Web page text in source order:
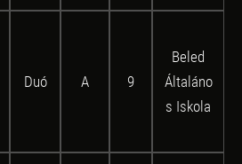
Duó A 9
Beled
Általáno
s Iskola